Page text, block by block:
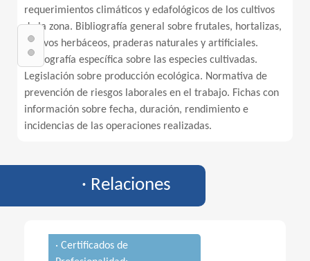
requerimientos climáticos y edafológicos de los cultivos
de la zona. Bibliografía general sobre frutales, hortalizas,
cultivos herbáceos, praderas naturales y artificiales.
Bibliografía específica sobre las especies cultivadas.
Legislación sobre producción ecológica. Normativa de
prevención de riesgos laborales en el trabajo. Fichas con
información sobre fecha, duración, rendimiento e
incidencias de las operaciones realizadas.
· Relaciones
· Certificados de